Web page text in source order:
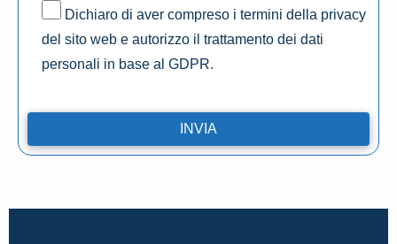
Dichiaro di aver compreso i termini della privacy
del sito web e autorizzo il trattamento dei dati
personali in base al GDPR.